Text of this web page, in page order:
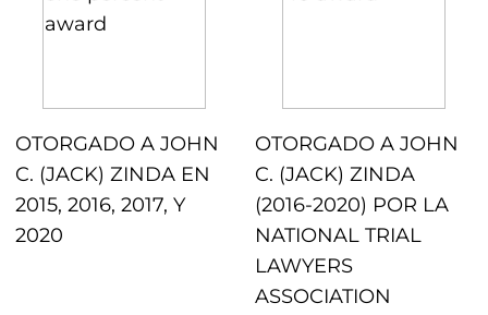
OTORGADO A JOHN
C. (JACK) ZINDA EN
2015, 2016, 2017, Y
2020
OTORGADO A JOHN
C. (JACK) ZINDA
(2016-2020) POR LA
NATIONAL TRIAL
LAWYERS
ASSOCIATION